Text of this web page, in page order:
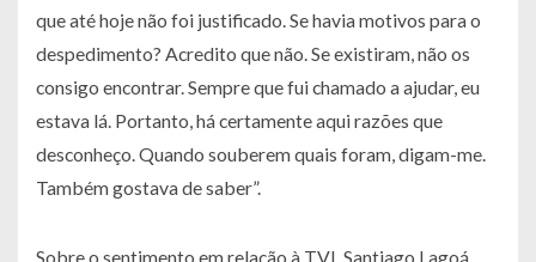
que até hoje não foi justificado. Se havia motivos para o
despedimento? Acredito que não. Se existiram, não os
consigo encontrar. Sempre que fui chamado a ajudar, eu
estava lá. Portanto, há certamente aqui razões que
desconheço. Quando souberem quais foram, digam-me.
Também gostava de saber”.
Sobre o sentimento em relação à TVI, Santiago Lagoá